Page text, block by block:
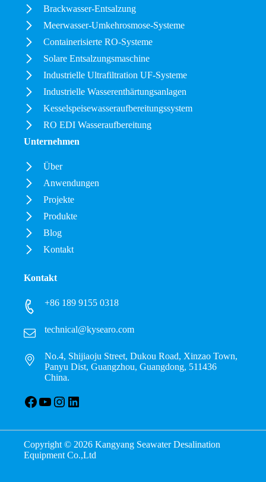
Brackwasser-Entsalzung
Meerwasser-Umkehrosmose-Systeme
Containerisierte RO-Systeme
Solare Entsalzungsmaschine
Industrielle Ultrafiltration UF-Systeme
Industrielle Wasserenthärtungsanlagen
Kesselspeisewasseraufbereitungssystem
RO EDI Wasseraufbereitung
Unternehmen
Über
Anwendungen
Projekte
Produkte
Blog
Kontakt
Kontakt
+86 189 9155 0318
technical@kysearo.com
No.4, Shijiaoju Street, Dukou Road, Xinzao Town,
Panyu Dist, Guangzhou, Guangdong, 511436
China.
Facebook
YouTube
Instagram
LinkedIn
Copyright © 2026 Kangyang Seawater Desalination
Equipment Co.,Ltd